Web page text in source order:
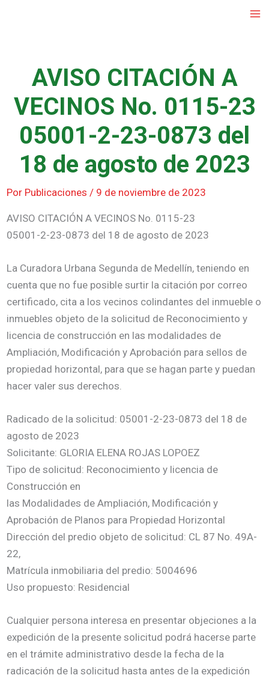
AVISO CITACIÓN A
VECINOS No. 0115-23
05001-2-23-0873 del
18 de agosto de 2023
Por Publicaciones / 9 de noviembre de 2023
AVISO CITACIÓN A VECINOS No. 0115-23
05001-2-23-0873 del 18 de agosto de 2023
La Curadora Urbana Segunda de Medellín, teniendo en
cuenta que no fue posible surtir la citación por correo
certificado, cita a los vecinos colindantes del inmueble o
inmuebles objeto de la solicitud de Reconocimiento y
licencia de construcción en las modalidades de
Ampliación, Modificación y Aprobación para sellos de
propiedad horizontal, para que se hagan parte y puedan
hacer valer sus derechos.
Radicado de la solicitud: 05001-2-23-0873 del 18 de
agosto de 2023
Solicitante: GLORIA ELENA ROJAS LOPOEZ
Tipo de solicitud: Reconocimiento y licencia de
Construcción en
las Modalidades de Ampliación, Modificación y
Aprobación de Planos para Propiedad Horizontal
Dirección del predio objeto de solicitud: CL 87 No. 49A-
22,
Matrícula inmobiliaria del predio: 5004696
Uso propuesto: Residencial
Cualquier persona interesa en presentar objeciones a la
expedición de la presente solicitud podrá hacerse parte
en el trámite administrativo desde la fecha de la
radicación de la solicitud hasta antes de la expedición